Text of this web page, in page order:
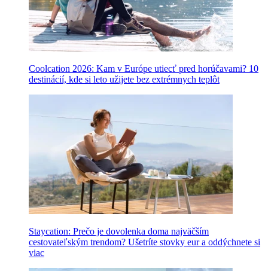
Coolcation 2026: Kam v Európe utiecť pred horúčavami? 10
destinácií, kde si leto užijete bez extrémnych teplôt
Staycation: Prečo je dovolenka doma najväčším
cestovateľským trendom? Ušetríte stovky eur a oddýchnete si
viac